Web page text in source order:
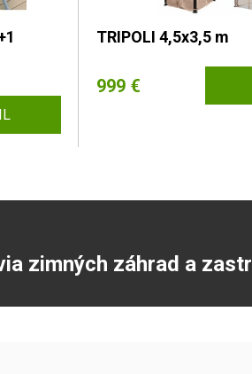
TRIPOLI 4,5x3,5 m
999 €
zimných záhrad a